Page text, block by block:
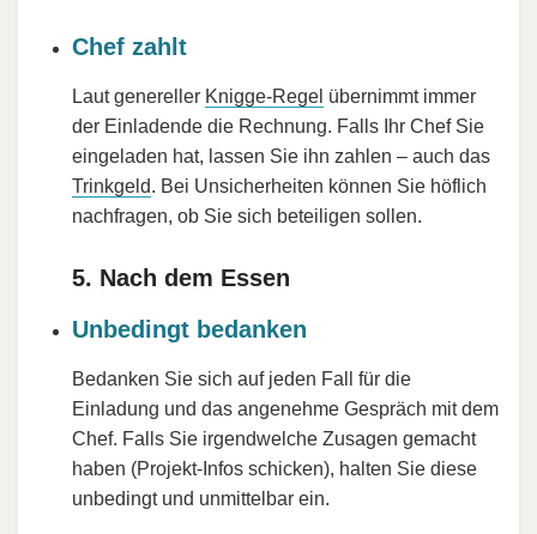
Chef zahlt
Laut genereller Knigge-Regel übernimmt immer
der Einladende die Rechnung. Falls Ihr Chef Sie
eingeladen hat, lassen Sie ihn zahlen – auch das
Trinkgeld. Bei Unsicherheiten können Sie höflich
nachfragen, ob Sie sich beteiligen sollen.
5. Nach dem Essen
Unbedingt bedanken
Bedanken Sie sich auf jeden Fall für die
Einladung und das angenehme Gespräch mit dem
Chef. Falls Sie irgendwelche Zusagen gemacht
haben (Projekt-Infos schicken), halten Sie diese
unbedingt und unmittelbar ein.